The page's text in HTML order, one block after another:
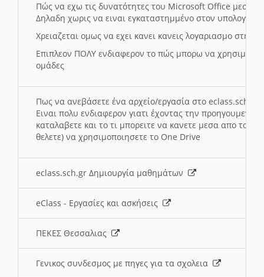
Πώς να εχω τις δυνατότητες του Microsoft Office μεσω
Δηλαδη χωρις να ειναι εγκαταστημμένο στον
Χρειαζεται ομως να εχει κανει κανεις λογαριασμο στη
Επιπλεον ΠΟΛΥ ενδιαφερον το πώς μπορω να
ομάδες
Πως να ανεβάσετε ένα αρχείο/εργασία στο eclass.sch.gr
Ειναι πολυ ενδιαφερον γιατι έχοντας την
καταλαβετε και το τι μπορειτε να κανετε μεσα απο το
θελετε) να χρησιμοποιησετε το One Drive
eclass.sch.gr Δημιουργία μαθημάτων
eClass - Εργασίες και ασκήσεις
ΠΕΚΕΣ Θεσσαλιας
Γενικος συνδεσμος με πηγες για τα σχολεια